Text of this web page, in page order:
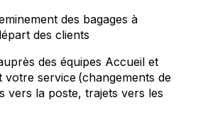
des bagages à
des clients
des équipes Accueil et
votre service (changements de
vers la poste, trajets vers les